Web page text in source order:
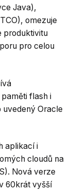
Java),
omezuje
produktivitu
pro celou
flash i
uvedený Oracle
aplikací i
cloudů na
Nová verze
60krát vyšší